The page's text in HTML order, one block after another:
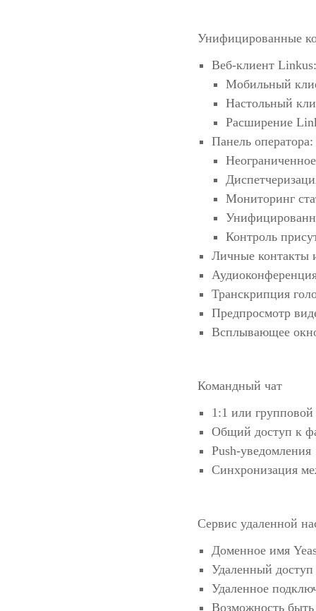
Унифицированные
Веб-клиент Linkus:
Мобильный
Настольный
Расширение
Панель оператора:
Мониторинг
Контроль
Личные контакты
Транскрипция
Предпросмотр
Всплывающее
Командный чат
1:1 или
Общий доступ к
Push-уведомления
Синхронизация
Сервис удаленной
Доменное имя
Удаленный
Удаленное
Возможность быть